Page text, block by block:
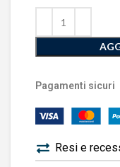
Pagamenti sicuri
Resi e